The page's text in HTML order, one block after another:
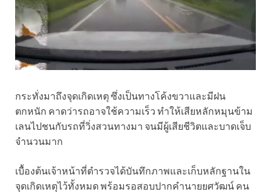
กระทั่งมาถึงจุดเกิดเหตุ ซึ่งเป็นทางโค้งขวาและมีฝน
ตกหนัก คาดว่ารถอาจใช้ความเร็ว ทำให้เสียหลักหมุนข้าม
เลนไปชนกับรถที่วิ่งสวนทางมา จนมีผู้เสียชีวิตและบาดเจ็บ
จำนวนมาก
เบื้องต้นเจ้าหน้าที่ตำรวจได้บันทึกภาพและเก็บหลักฐานใน
จุดเกิดเหตุไว้ทั้งหมด พร้อมรอสอบปากคำนายยศวัฒน์ คน